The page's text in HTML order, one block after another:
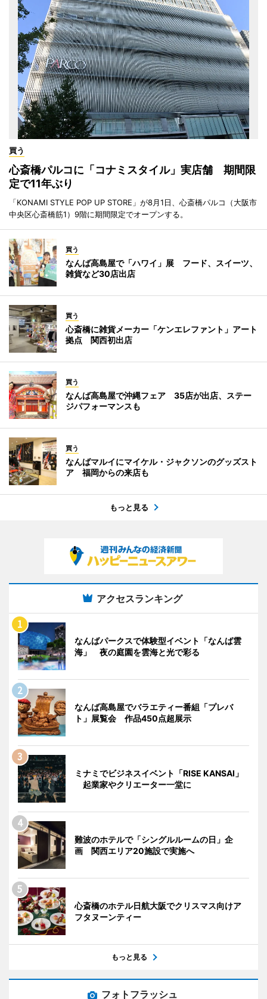
買う
心斎橋パルコに「コナミスタイル」実店舗 期間限
定で11年ぶり
「KONAMI STYLE POP UP STORE」が8月1日、心斎橋パルコ（大阪市
中央区心斎橋筋1）9階に期間限定でオープンする。
買う
なんば高島屋で「ハワイ」展 フード、スイーツ、
雑貨など30店出店
買う
心斎橋に雑貨メーカー「ケンエレファント」アート
拠点 関西初出店
買う
なんば高島屋で沖縄フェア 35店が出店、ステー
ジパフォーマンスも
買う
なんばマルイにマイケル・ジャクソンのグッズスト
ア 福岡からの来店も
もっと見る
アクセスランキング
なんばパークスで体験型イベント「なんば雲
海」 夜の庭園を雲海と光で彩る
なんば高島屋でバラエティー番組「プレバ
ト」展覧会 作品450点超展示
ミナミでビジネスイベント「RISE KANSAI」
起業家やクリエーター一堂に
難波のホテルで「シングルルームの日」企
画 関西エリア20施設で実施へ
心斎橋のホテル日航大阪でクリスマス向けア
フタヌーンティー
もっと見る
フォトフラッシュ